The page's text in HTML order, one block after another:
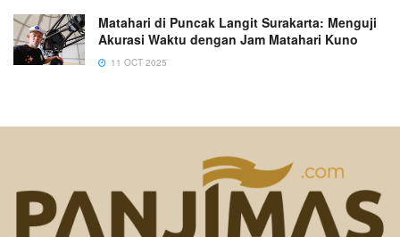
Matahari di Puncak Langit Surakarta: Menguji
Akurasi Waktu dengan Jam Matahari Kuno
11 OCT 2025